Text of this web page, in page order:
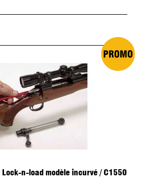
n-load modèle incurvé / C1550